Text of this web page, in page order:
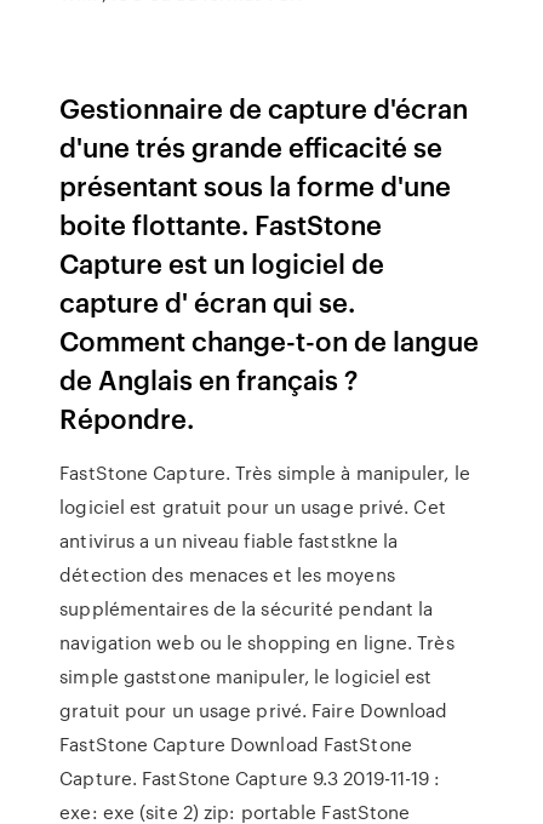
Gestionnaire de capture d'écran
d'une trés grande efficacité se
présentant sous la forme d'une
boite flottante. FastStone
Capture est un logiciel de
capture d' écran qui se.
Comment change-t-on de langue
de Anglais en français ?
Répondre.
FastStone Capture. Très simple à manipuler, le
logiciel est gratuit pour un usage privé. Cet
antivirus a un niveau fiable faststkne la
détection des menaces et les moyens
supplémentaires de la sécurité pendant la
navigation web ou le shopping en ligne. Très
simple gaststone manipuler, le logiciel est
gratuit pour un usage privé. Faire Download
FastStone Capture Download FastStone
Capture. FastStone Capture 9.3 2019-11-19 :
exe: exe (site 2) zip: portable FastStone